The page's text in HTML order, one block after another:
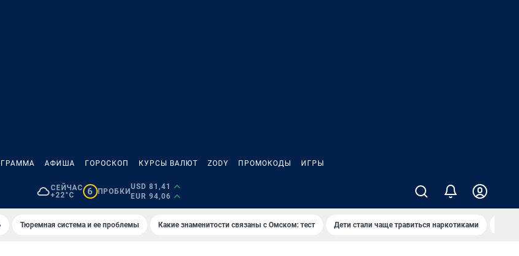
АФИША ГОРОСКОП КУРСЫ ВАЛЮТ ZODY ПРОМОКОДЫ ИГРЫ
СЕЙЧАС
+22°C
6 ПРОБКИ
USD 81,41
EUR 94,06
Тюремная система и ее проблемы Какие знаменитости связаны с Омском: тест Дети стали чаще травиться наркотиками